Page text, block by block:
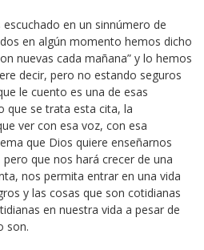
en un sinnúmero de
en algún momento hemos dicho
nuevas cada mañana” y lo hemos
decir, pero no estando seguros
le cuento es una de esas
que se trata esta cita, la
ver con esa voz, con esa
que Dios quiere enseñarnos
que nos hará crecer de una
nos permita entrar en una vida
y las cosas que son cotidianas
en nuestra vida a pesar de
son.